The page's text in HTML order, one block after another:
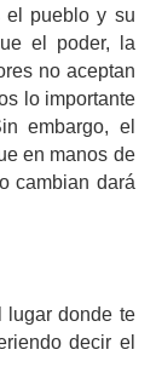
el pueblo y su
el poder, la
no aceptan
lo importante
embargo, el
en manos de
cambian dará
lugar donde te
decir el